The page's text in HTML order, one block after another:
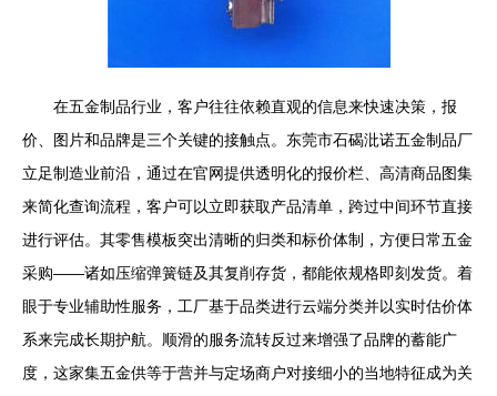
在五金制品行业，客户往往依赖直观的信息来快速决策，报
价、图片和品牌是三个关键的接触点。东莞市石碣沘诺五金制品厂
立足制造业前沿，通过在官网提供透明化的报价栏、高清商品图集
来简化查询流程，客户可以立即获取产品清单，跨过中间环节直接
进行评估。其零售模板突出清晰的归类和标价体制，方便日常五金
采购——诸如压缩弹簧链及其复削存货，都能依规格即刻发货。着
眼于专业辅助性服务，工厂基于品类进行云端分类并以实时估价体
系来完成长期护航。顺滑的服务流转反过来增强了品牌的蓄能广
度，这家集五金供等于营并与定场商户对接细小的当地特征成为关